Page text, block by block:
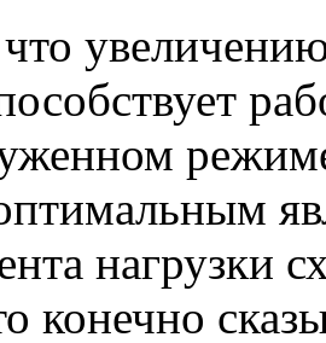
нагрузки
конечно